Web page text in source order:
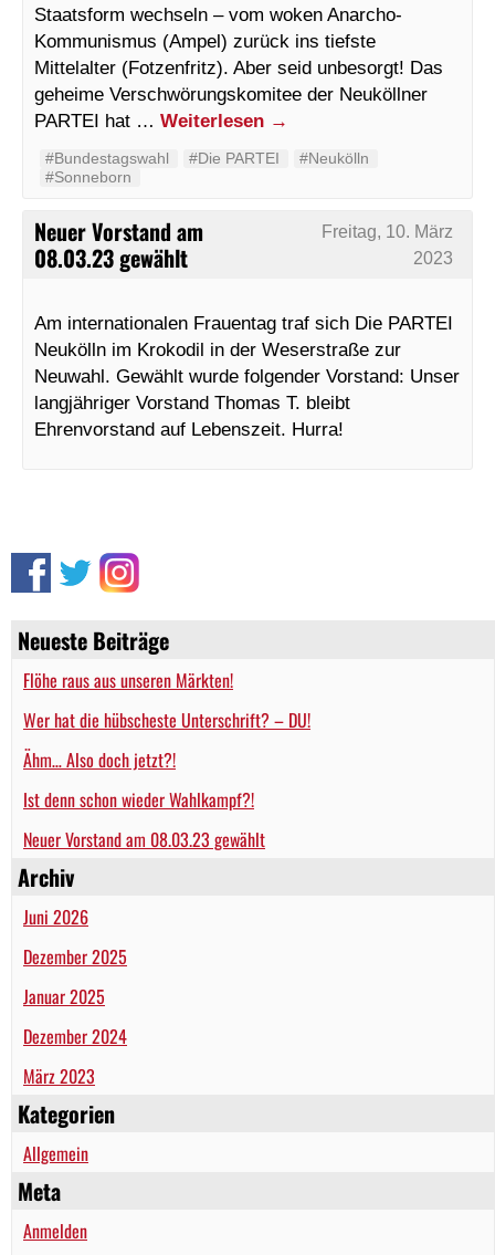
Neueste Beiträge
Flöhe raus aus unseren Märkten!
Wer hat die hübscheste Unterschrift? – DU!
Ähm… Also doch jetzt?!
Ist denn schon wieder Wahlkampf?!
Neuer Vorstand am 08.03.23 gewählt
Archiv
Juni 2026
Dezember 2025
Januar 2025
Dezember 2024
März 2023
Kategorien
Allgemein
Meta
Anmelden
Staatsform wechseln – vom woken Anarcho-
Kommunismus (Ampel) zurück ins tiefste
Mittelalter (Fotzenfritz). Aber seid unbesorgt! Das
geheime Verschwörungskomitee der Neuköllner
PARTEI hat … Weiterlesen →
#Bundestagswahl #Die PARTEI
#Neukölln
#Sonneborn
Neuer Vorstand am
08.03.23 gewählt
Freitag, 10. März
2023
Am internationalen Frauentag traf sich Die PARTEI
Neukölln im Krokodil in der Weserstraße zur
Neuwahl. Gewählt wurde folgender Vorstand: Unser
langjähriger Vorstand Thomas T. bleibt
Ehrenvorstand auf Lebenszeit. Hurra!